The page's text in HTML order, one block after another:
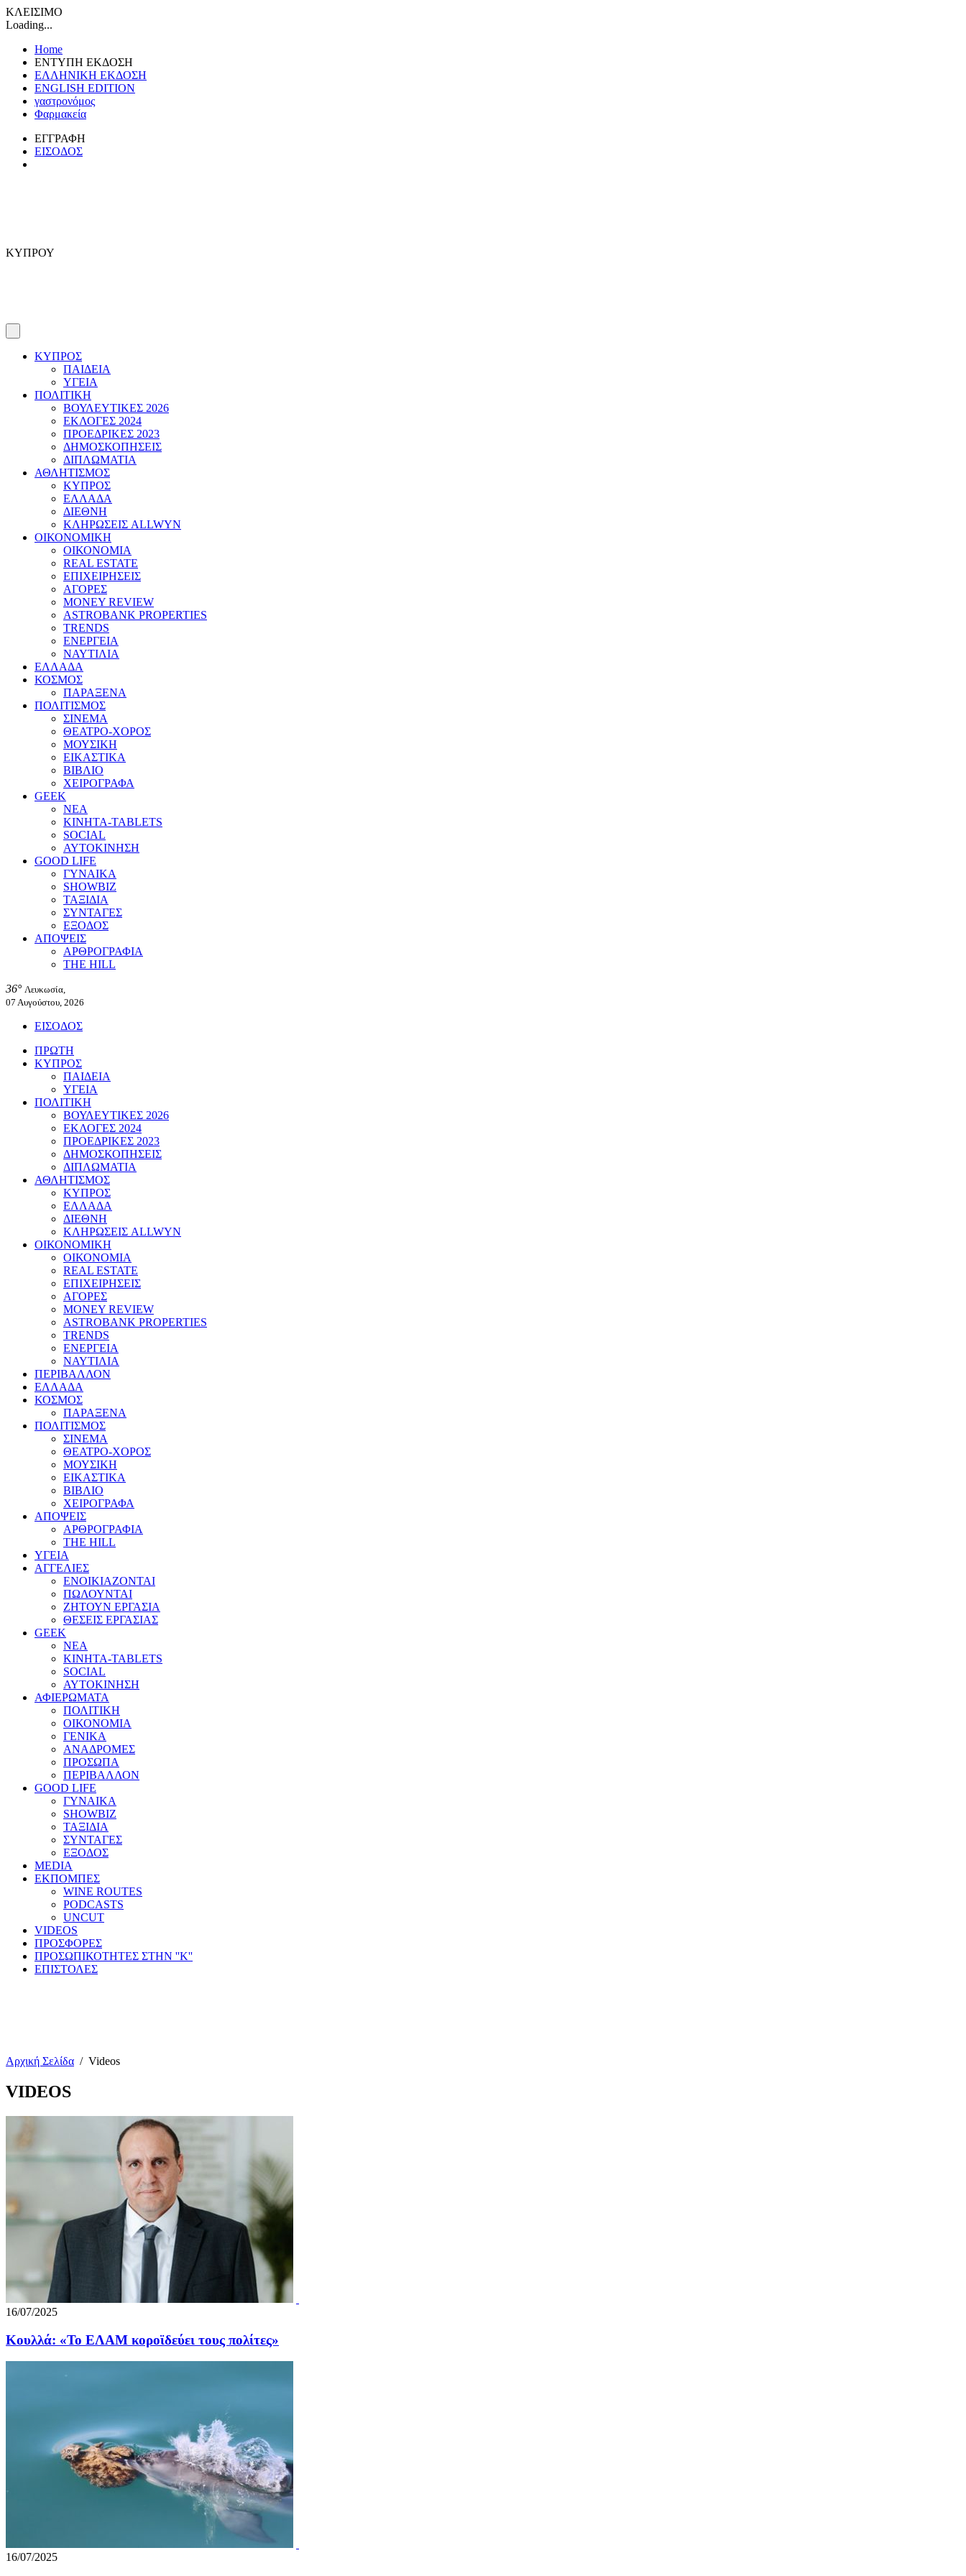
ΚΛΕΙΣΙΜΟ
Loading...
Home
ΕΝΤΥΠΗ ΕΚΔΟΣΗ
ΕΛΛΗΝΙΚΗ ΕΚΔΟΣΗ
ENGLISH EDITION
γαστρονόμος
Φαρμακεία
ΕΓΓΡΑΦΗ
ΕΙΣΟΔΟΣ
ΚΥΠΡΟΥ
ΚΥΠΡΟΣ
ΠΑΙΔΕΙΑ
ΥΓΕΙΑ
ΠΟΛΙΤΙΚΗ
ΒΟΥΛΕΥΤΙΚΕΣ 2026
ΕΚΛΟΓΕΣ 2024
ΠΡΟΕΔΡΙΚΕΣ 2023
ΔΗΜΟΣΚΟΠΗΣΕΙΣ
ΔΙΠΛΩΜΑΤΙΑ
ΑΘΛΗΤΙΣΜΟΣ
ΚΥΠΡΟΣ
ΕΛΛΑΔΑ
ΔΙΕΘΝΗ
ΚΛΗΡΩΣΕΙΣ ALLWYN
ΟΙΚΟΝΟΜΙΚΗ
ΟΙΚΟΝΟΜΙΑ
REAL ESTATE
ΕΠΙΧΕΙΡΗΣΕΙΣ
ΑΓΟΡΕΣ
MONEY REVIEW
ASTROBANK PROPERTIES
TRENDS
ΕΝΕΡΓΕΙΑ
ΝΑΥΤΙΛΙΑ
ΕΛΛΑΔΑ
ΚΟΣΜΟΣ
ΠΑΡΑΞΕΝΑ
ΠΟΛΙΤΙΣΜΟΣ
ΣΙΝΕΜΑ
ΘΕΑΤΡΟ-ΧΟΡΟΣ
ΜΟΥΣΙΚΗ
ΕΙΚΑΣΤΙΚΑ
ΒΙΒΛΙΟ
ΧΕΙΡΟΓΡΑΦΑ
GEEK
ΝΕΑ
ΚΙΝΗΤΑ-TABLETS
SOCIAL
ΑΥΤΟΚΙΝΗΣΗ
GOOD LIFE
ΓΥΝΑΙΚΑ
SHOWBIZ
ΤΑΞΙΔΙΑ
ΣΥΝΤΑΓΕΣ
ΕΞΟΔΟΣ
ΑΠΟΨΕΙΣ
ΑΡΘΡΟΓΡΑΦΙΑ
THE HILL
36° Λευκωσία,
07 Αυγούστου, 2026
ΕΙΣΟΔΟΣ
ΠΡΩΤΗ
ΚΥΠΡΟΣ
ΠΑΙΔΕΙΑ
ΥΓΕΙΑ
ΠΟΛΙΤΙΚΗ
ΒΟΥΛΕΥΤΙΚΕΣ 2026
ΕΚΛΟΓΕΣ 2024
ΠΡΟΕΔΡΙΚΕΣ 2023
ΔΗΜΟΣΚΟΠΗΣΕΙΣ
ΔΙΠΛΩΜΑΤΙΑ
ΑΘΛΗΤΙΣΜΟΣ
ΚΥΠΡΟΣ
ΕΛΛΑΔΑ
ΔΙΕΘΝΗ
ΚΛΗΡΩΣΕΙΣ ALLWYN
ΟΙΚΟΝΟΜΙΚΗ
ΟΙΚΟΝΟΜΙΑ
REAL ESTATE
ΕΠΙΧΕΙΡΗΣΕΙΣ
ΑΓΟΡΕΣ
MONEY REVIEW
ASTROBANK PROPERTIES
TRENDS
ΕΝΕΡΓΕΙΑ
ΝΑΥΤΙΛΙΑ
ΠΕΡΙΒΑΛΛΟΝ
ΕΛΛΑΔΑ
ΚΟΣΜΟΣ
ΠΑΡΑΞΕΝΑ
ΠΟΛΙΤΙΣΜΟΣ
ΣΙΝΕΜΑ
ΘΕΑΤΡΟ-ΧΟΡΟΣ
ΜΟΥΣΙΚΗ
ΕΙΚΑΣΤΙΚΑ
ΒΙΒΛΙΟ
ΧΕΙΡΟΓΡΑΦΑ
ΑΠΟΨΕΙΣ
ΑΡΘΡΟΓΡΑΦΙΑ
THE HILL
ΥΓΕΙΑ
ΑΓΓΕΛΙΕΣ
ΕΝΟΙΚΙΑΖΟΝΤΑΙ
ΠΩΛΟΥΝΤΑΙ
ΖΗΤΟΥΝ ΕΡΓΑΣΙΑ
ΘΕΣΕΙΣ ΕΡΓΑΣΙΑΣ
GEEK
ΝΕΑ
ΚΙΝΗΤΑ-TABLETS
SOCIAL
ΑΥΤΟΚΙΝΗΣΗ
ΑΦΙΕΡΩΜΑΤΑ
ΠΟΛΙΤΙΚΗ
ΟΙΚΟΝΟΜΙΑ
ΓΕΝΙΚΑ
ΑΝΑΔΡΟΜΕΣ
ΠΡΟΣΩΠΑ
ΠΕΡΙΒΑΛΛΟΝ
GOOD LIFE
ΓΥΝΑΙΚΑ
SHOWBIZ
ΤΑΞΙΔΙΑ
ΣΥΝΤΑΓΕΣ
ΕΞΟΔΟΣ
MEDIA
ΕΚΠΟΜΠΕΣ
WINE ROUTES
PODCASTS
UNCUT
VIDEOS
ΠΡΟΣΦΟΡΕΣ
ΠΡΟΣΩΠΙΚΟΤΗΤΕΣ ΣΤΗΝ ''Κ''
ΕΠΙΣΤΟΛΕΣ
Αρχική Σελίδα / Videos
VIDEOS
16/07/2025
Κουλλά: «Το ΕΛΑΜ κοροϊδεύει τους πολίτες»
16/07/2025